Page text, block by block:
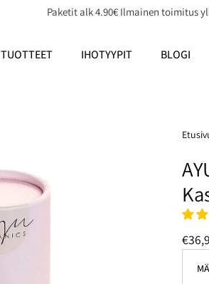
Paketit alk 4.90€ Ilmainen toimitus
TUOTTEET IHOTYYPIT BLOGI